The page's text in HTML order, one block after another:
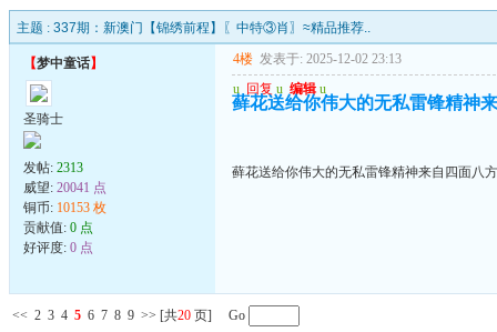
主题 : 337期：新澳门【锦绣前程】〖中特③肖〗≈精品推荐..
【梦中童话】
圣骑士
发帖: 2313
威望: 20041 点
铜币: 10153 枚
贡献值: 0 点
好评度: 0 点
4楼 发表于: 2025-12-02 23:13
u 回复 u 编辑 u
藓花送给你伟大的无私雷锋精神
藓花送给你伟大的无私雷锋精神来自四面八
<< 2 3 4 5 6 7 8 9 >> [共20 页] Go